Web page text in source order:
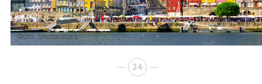
Фото: Shutterstock
24